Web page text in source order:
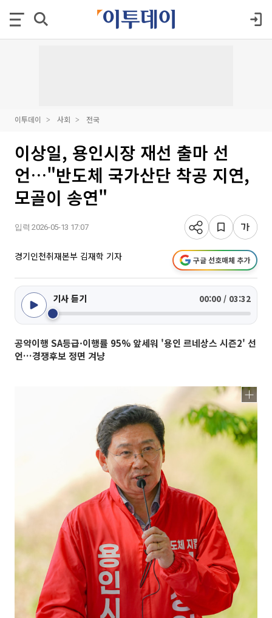
이투데이 사회 전국
이상일, 용인시장 재선 출마 선
언…"반도체 국가산단 착공 지연,
모골이 송연"
입력 2026-05-13 17:07
경기인천취재본부 김재학 기자 구글 선호매체 추가
기사 듣기 00:00 / 03:32
공약이행 SA등급·이행률 95% 앞세워 '용인 르네상스 시즌2' 선
언…경쟁후보 정면 겨냥